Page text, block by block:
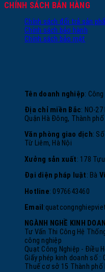
CHÍNH SÁCH BÁN HÀNG
Chính sách đổi trả sản
Chính sách bảo hành
Chính sách bảo mật
Tên doanh nghiệp:
Địa chỉ miền Bắc: NO-
Quận Hà Đông, Thành
Văn phòng giao dịch:
Từ Liêm, Hà Nội
Xưởng sản xuất: 178
Đại diện pháp luật: Bà
Hotline: 0976643460
Email :
NGÀNH NGHỀ KINH
Tư Vấn Thi Công Hệ
công nghiệp
Quạt Công Nghiệp - Điều
Giấy phép kinh doanh số :
Thuế cơ sở 15 Thành phố